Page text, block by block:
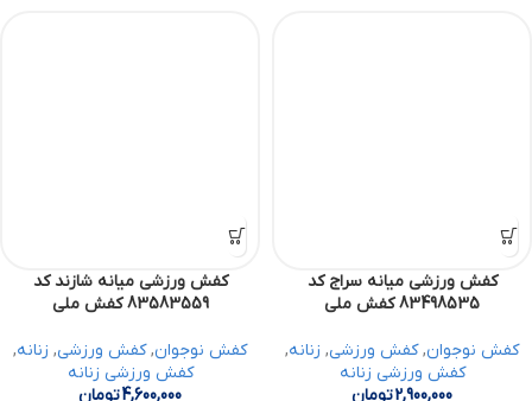
کفش ورزشی میانه سراج کد
83498535 کفش ملی
کفش نوجوان,کفش ورزشی, زنانه,
کفش ورزشی زنانه
2,900,000تومان
کفش ورزشی میانه شازند کد
83583559 کفش ملی
کفش نوجوان,کفش ورزشی, زنانه,
کفش ورزشی زنانه
4,600,000تومان